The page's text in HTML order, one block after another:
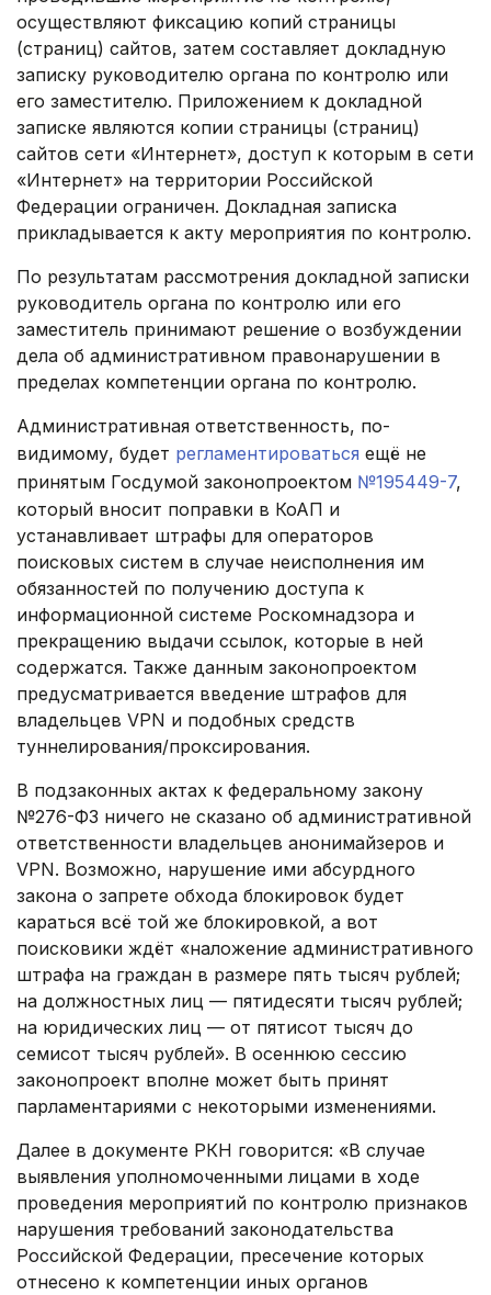
осуществляют фиксацию копий страницы
(страниц) сайтов, затем составляет докладную
записку руководителю органа по контролю или
его заместителю. Приложением к докладной
записке являются копии страницы (страниц)
сайтов сети «Интернет», доступ к которым в сети
«Интернет» на территории Российской
Федерации ограничен. Докладная записка
прикладывается к акту мероприятия по контролю.
По результатам рассмотрения докладной записки
руководитель органа по контролю или его
заместитель принимают решение о возбуждении
дела об административном правонарушении в
пределах компетенции органа по контролю.
Административная ответственность, по-
видимому, будет регламентироваться ещё не
принятым Госдумой законопроектом №195449-7,
который вносит поправки в КоАП и
устанавливает штрафы для операторов
поисковых систем в случае неисполнения им
обязанностей по получению доступа к
информационной системе Роскомнадзора и
прекращению выдачи ссылок, которые в ней
содержатся. Также данным законопроектом
предусматривается введение штрафов для
владельцев VPN и подобных средств
туннелирования/проксирования.
В подзаконных актах к федеральному закону
№276-ФЗ ничего не сказано об административной
ответственности владельцев анонимайзеров и
VPN. Возможно, нарушение ими абсурдного
закона о запрете обхода блокировок будет
караться всё той же блокировкой, а вот
поисковики ждёт «наложение административного
штрафа на граждан в размере пять тысяч рублей;
на должностных лиц — пятидесяти тысяч рублей;
на юридических лиц — от пятисот тысяч до
семисот тысяч рублей». В осеннюю сессию
законопроект вполне может быть принят
парламентариями с некоторыми изменениями.
Далее в документе РКН говорится: «В случае
выявления уполномоченными лицами в ходе
проведения мероприятий по контролю признаков
нарушения требований законодательства
Российской Федерации, пресечение которых
отнесено к компетенции иных органов